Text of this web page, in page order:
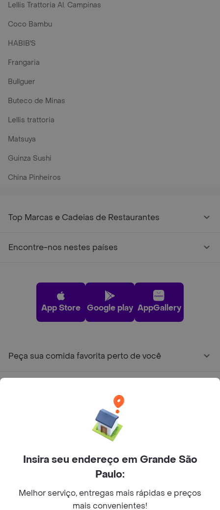
Lellis Trattoria Al. Campinas
Coco Bambu
HABIB'S
Frangaria
Bullguer
Buteco de Minas
Lellis trattoria
Matsuya
Guinza Sushi
China Pinheiros
Top Marcas e Cadeias de Restaurantes
Encontre-nos nestes países
App Store Google play AppGallery
Peça sua comida favorita perto de você
Facebook
TwitterInstagram
©2026Rappi Inc. All rights reserved.
Insira seu endereço em Grande São
Paulo:
Melhor serviço, entregas mais rápidas e preços
mais convenientes!